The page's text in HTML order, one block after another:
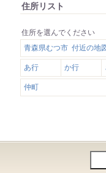
住所リスト
住所を選んでください
青森県むつ市 付近の地
あ行 か行
仲町